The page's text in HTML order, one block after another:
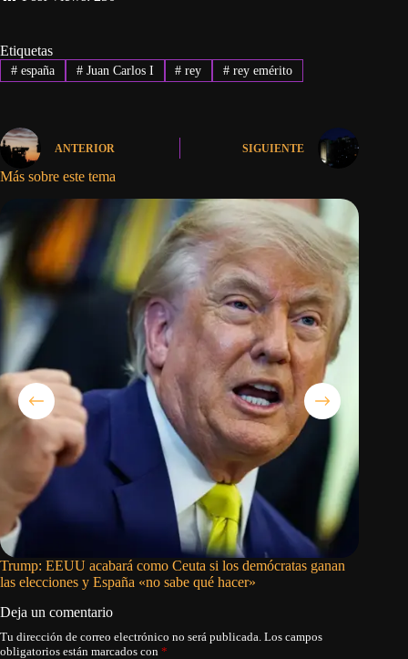
Etiquetas
#españa #Juan Carlos I # rey # rey emérito
ANTERIOR SIGUIENTE
Más sobre este tema
Trump: EEUU acabará como Ceuta si los demócratas ganan
las elecciones y España «no sabe qué hacer»
Deja un comentario
Tu dirección de correo electrónico no será publicada. Los campos
obligatorios están marcados con *